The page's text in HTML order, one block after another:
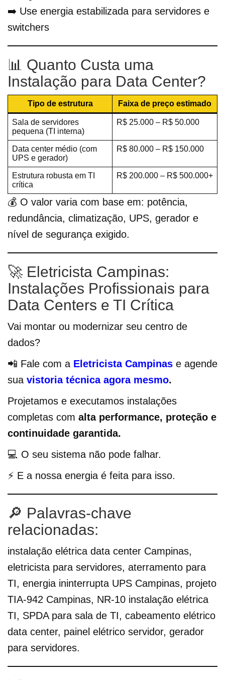
➡️ Use energia estabilizada para servidores e
switchers
📊 Quanto Custa uma
Instalação para Data Center?
Tipo de estrutura Faixa de preço estimado
Sala de servidores
pequena (TI interna)
R$ 25.000 – R$ 50.000
Data center médio (com
UPS e gerador)
R$ 80.000 – R$ 150.000
Estrutura robusta em TI
crítica
R$ 200.000 – R$ 500.000+
💰 O valor varia com base em: potência,
redundância, climatização, UPS, gerador e
nível de segurança exigido.
🚀 Eletricista Campinas:
Instalações Profissionais para
Data Centers e TI Crítica
Vai montar ou modernizar seu centro de
dados?
📲 Fale com a Eletricista Campinas e agende
sua vistoria técnica agora mesmo.
Projetamos e executamos instalações
completas com alta performance, proteção e
continuidade garantida.
💻 O seu sistema não pode falhar.
⚡ E a nossa energia é feita para isso.
🔎 Palavras-chave
relacionadas:
instalação elétrica data center Campinas,
eletricista para servidores, aterramento para
TI, energia ininterrupta UPS Campinas, projeto
TIA-942 Campinas, NR-10 instalação elétrica
TI, SPDA para sala de TI, cabeamento elétrico
data center, painel elétrico servidor, gerador
para servidores.